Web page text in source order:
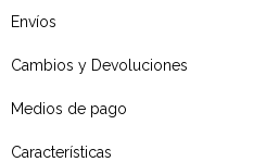
Envíos
Cambios y Devoluciones
Medios de pago
Características